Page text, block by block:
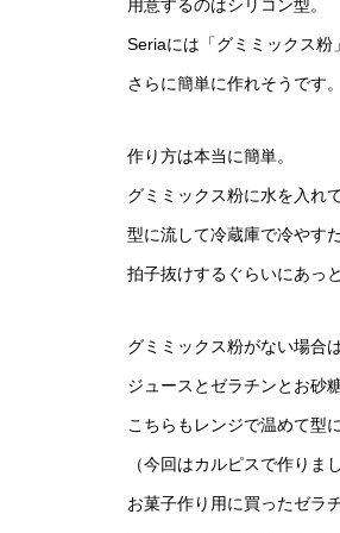
用意するのはシリコン型。
Seriaには「グミミックス粉
さらに簡単に作れそうです。
作り方は本当に簡単。
グミミックス粉に水を入れ
型に流して冷蔵庫で冷やすだ
拍子抜けするぐらいにあっ
グミミックス粉がない場合
ジュースとゼラチンとお砂
こちらもレンジで温めて型
（今回はカルピスで作りまし
お菓子作り用に買ったゼラ